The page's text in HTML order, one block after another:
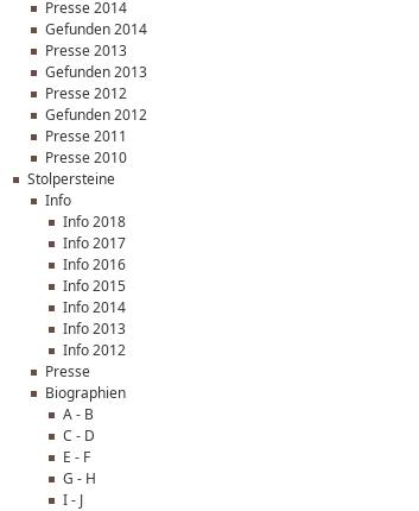
Presse 2014
Gefunden 2014
Presse 2013
Gefunden 2013
Presse 2012
Gefunden 2012
Presse 2011
Presse 2010
Stolpersteine
Info
Info 2018
Info 2017
Info 2016
Info 2015
Info 2014
Info 2013
Info 2012
Presse
Biographien
A - B
C - D
E - F
G - H
I - J